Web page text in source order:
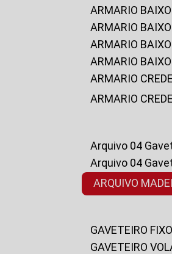
ARMARIO
ARMARIO
ARMARIO
ARMARIO
ARMARIO
ARMARIO
Arquivo 04
Arquivo 04
ARQUIVO
GAVETEIRO
GAVETEIRO